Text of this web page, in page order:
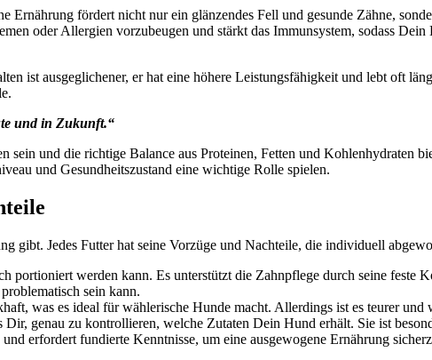
för­dert nicht nur ein glän­zen­des Fell und gesun­de Zäh­ne,
oder All­er­gien vor­zu­beu­gen und stärkt das Immun­sys­tem, sodass
ist aus­ge­gli­che­ner, er hat eine höhe­re Leis­tungs­fä­hig­keit und lebt oft
und in Zukunft.“
und die rich­ti­ge Balan­ce aus Pro­te­inen, Fet­ten und Koh­len­hy­dra­ten
und Gesund­heits­zu­stand eine wich­ti­ge Rol­le spie­len.
gibt. Jedes Fut­ter hat sei­ne Vor­zü­ge und Nach­tei­le, die indi­vi­du­ell
por­tio­niert wer­den kann. Es unter­stützt die Zahn­pfle­ge durch sei­ne fes­te
sein kann.
was es ide­al für wäh­le­ri­sche Hun­de macht. Aller­dings ist es teu­rer und
Dir, genau zu kon­trol­lie­ren, wel­che Zuta­ten Dein Hund erhält. Sie ist
erfor­dert fun­dier­te Kennt­nis­se, um eine aus­ge­wo­ge­ne Ernäh­rung